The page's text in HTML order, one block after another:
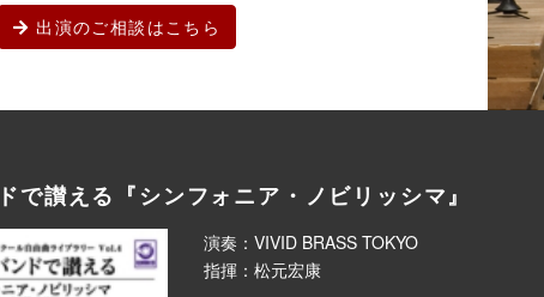
出演のご相談はこちら
で讃える『シンフォニア・ノビリッシマ』
演奏：VIVID BRASS TOKYO
指揮：松元宏康